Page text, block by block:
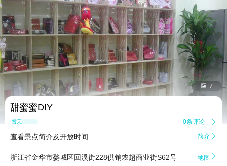
 7
甜蜜蜜DIY
暂无点评 0条评论 
查看景点简介及开放时间 简介 
浙江省金华市婺城区回溪街228供销农超商业街S62号 地图 